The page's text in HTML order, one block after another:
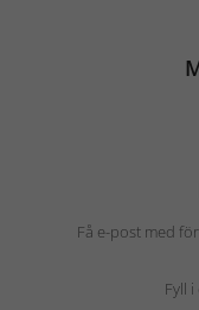
Få e-post med
Fyll